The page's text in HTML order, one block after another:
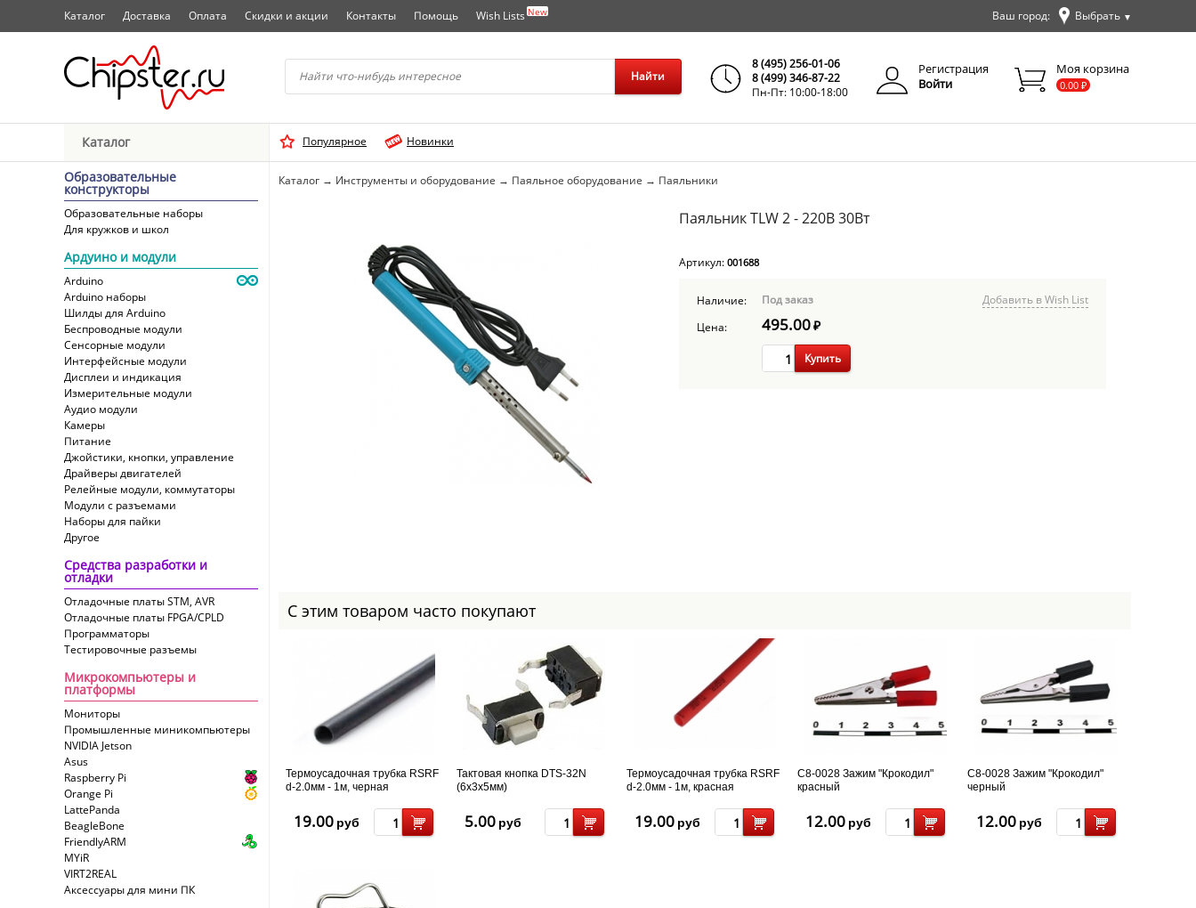
Начните водить название города..
Каталог Доставка Оплата Скидки и акции Контакты Помощь Wish Lists New Ваш город: Выбрать ▼
Найти
8 (495) 256-01-06
8 (499) 346-87-22
Пн-Пт: 10:00-18:00
Регистрация
Войти
Моя корзина
0.00 ₽
Каталог Популярное Новинки
Образовательные
конструкторы
Образовательные наборы
Для кружков и школ
Ардуино и модули
Arduino
Arduino наборы
Шилды для Arduino
Беспроводные модули
Сенсорные модули
Интерфейсные модули
Дисплеи и индикация
Измерительные модули
Аудио модули
Камеры
Питание
Джойстики, кнопки, управление
Драйверы двигателей
Релейные модули, коммутаторы
Модули с разъемами
Наборы для пайки
Другое
Средства разработки и
отладки
Отладочные платы STM, AVR
Отладочные платы FPGA/CPLD
Программаторы
Тестировочные разъемы
Микрокомпьютеры и
платформы
Мониторы
Промышленные миникомпьютеры
NVIDIA Jetson
Asus
Raspberry Pi
Orange Pi
LattePanda
BeagleBone
FriendlyARM
MYiR
VIRT2REAL
Аксессуары для мини ПК
Каталог → Инструменты и оборудование → Паяльное оборудование → Паяльники
Паяльник TLW 2 - 220В 30Вт
Артикул: 001688
Наличие: Под заказ
Добавить в Wish List
Цена:
495.00₽
Купить
С этим товаром часто покупают
Термоусадочная трубка RSRF
d-2.0мм - 1м, черная
19.00 руб
Тактовая кнопка DTS-32N
(6x3x5мм)
5.00 руб
Термоусадочная трубка RSRF
d-2.0мм - 1м, красная
19.00 руб
С8-0028 Зажим "Крокодил"
красный
12.00 руб
С8-0028 Зажим "Крокодил"
черный
12.00 руб